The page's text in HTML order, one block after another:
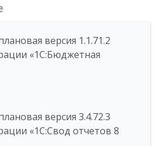
версия 1.1.71.2
«1C:Бюджетная
версия 3.4.72.3
«1C:Свод отчетов 8